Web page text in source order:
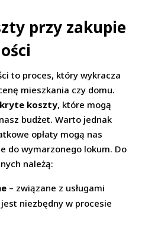
przy zakupie
to proces, który wykracza
mieszkania czy domu.
koszty, które mogą
budżet. Warto jednak
opłaty mogą nas
do wymarzonego lokum. Do
należą:
– związane z usługami
niezbędny w procesie